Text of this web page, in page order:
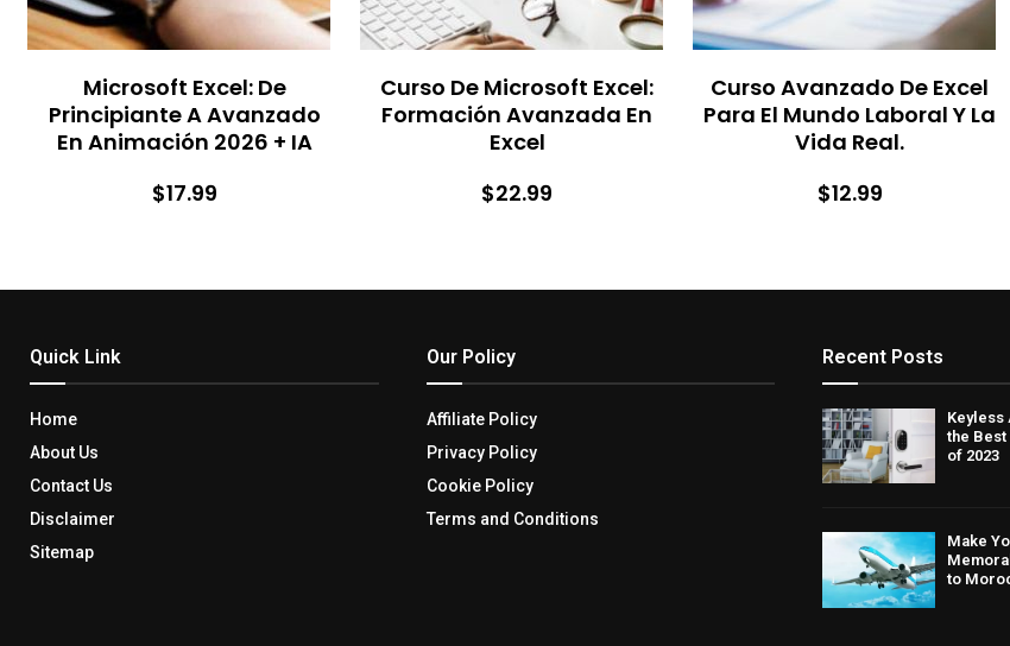
Microsoft Excel: De
Principiante A Avanzado
En Animación 2026 + IA
$17.99
Curso De Microsoft Excel:
Formación Avanzada En
Excel
$22.99
Curso Avanzado De Excel
Para El Mundo Laboral Y La
Vida Real.
$12.99
Quick Link
Home
About Us
Contact Us
Disclaimer
Sitemap
Our Policy
Affiliate Policy
Privacy Policy
Cookie Policy
Terms and Conditions
Recent Posts
Keyless
the
of 2023
Make
to